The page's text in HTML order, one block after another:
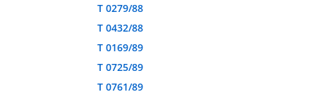
T 0279/88
T 0432/88
T 0169/89
T 0725/89
T 0761/89